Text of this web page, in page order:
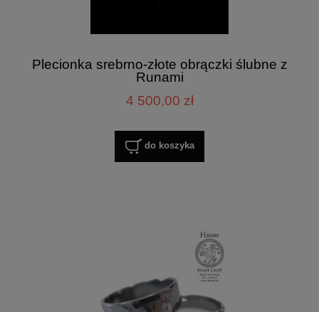
Plecionka srebrno-złote obrączki ślubne z
Runami
4 500,00 zł
do koszyka